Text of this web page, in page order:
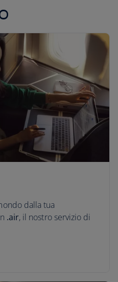
dalla tua
.air, il nostro servizio di